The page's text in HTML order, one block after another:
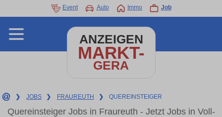
Event Auto Immo Job
ANZEIGEN
MARKT-
GERA
❯ JOBS ❯ FRAUREUTH ❯ QUEREINSTEIGER
Quereinsteiger Jobs in Fraureuth - Jetzt Jobs in Voll-